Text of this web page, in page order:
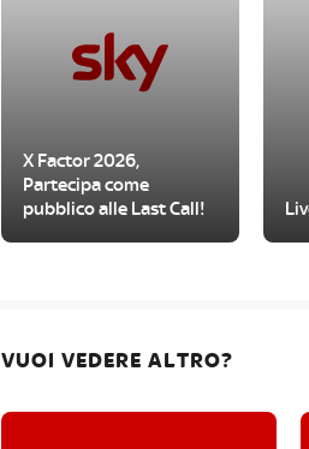
X Factor 2026,
Partecipa come
pubblico alle Last Call!
VUOI VEDERE ALTRO?